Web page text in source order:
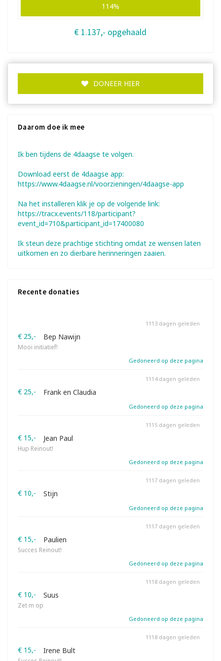
114%
€ 1.137,- opgehaald
DONEER HIER
Daarom doe ik mee
Ik ben tijdens de 4daagse te volgen.
Download eerst de 4daagse app:
https://www.4daagse.nl/voorzieningen/4daagse-app
Na het installeren klik je op de volgende link:
https://tracx.events/118/participant?
event_id=710&participant_id=17400080
Ik steun deze prachtige stichting omdat ze wensen laten
uitkomen en zo dierbare herinneringen zaaien.
Recente donaties
€ 25,- Bep Nawijn
Mooi initiatief!
1113 dagen geleden
Gedoneerd op deze pagina
€ 25,- Frank en Claudia
1114 dagen geleden
Gedoneerd op deze pagina
€ 15,- Jean Paul
Hup Reinout!
1115 dagen geleden
Gedoneerd op deze pagina
€ 10,- Stijn
1117 dagen geleden
Gedoneerd op deze pagina
€ 15,- Paulien
Succes Reinout!
1117 dagen geleden
Gedoneerd op deze pagina
€ 10,- Suus
Zet m op
1118 dagen geleden
Gedoneerd op deze pagina
€ 15,- Irene Bult
1118 dagen geleden